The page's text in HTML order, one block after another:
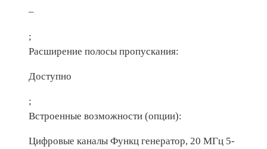
–
;
Расширение полосы пропускания:
Доступно
;
Встроенные возможности (опции):
Цифровые каналы Функц генератор, 20 МГц 5-